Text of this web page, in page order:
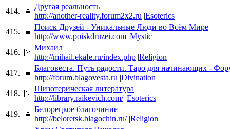
414.
Другая реальность
http://another-reality.forum2x2.ru |Esoterics
415.
Поиск Друзей - Уникальные Люди во Всём Мире
http://www.poiskdruzei.com |Mystic
416.
Михаил
http://mihail.ekafe.ru/index.php |Religion
417.
Благовеста. Путь радости. Таро для начинающих -
http://forum.blagovesta.ru |Divination
418.
Шизотерическая литература
http://library.raikevich.com/ |Esoterics
419.
Белорецкое благочиние
http://beloretsk.blagochin.ru/ |Religion